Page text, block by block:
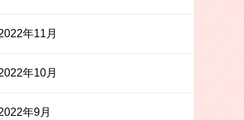
年11月
年10月
年9月